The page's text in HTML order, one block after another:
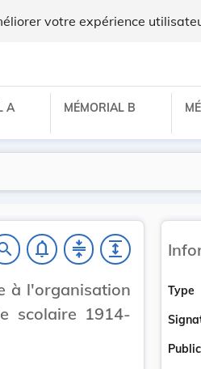
votre expérience
A MÉMORIAL B
notifications_none compress expand
à l'organisation
scolaire 1914-
Type